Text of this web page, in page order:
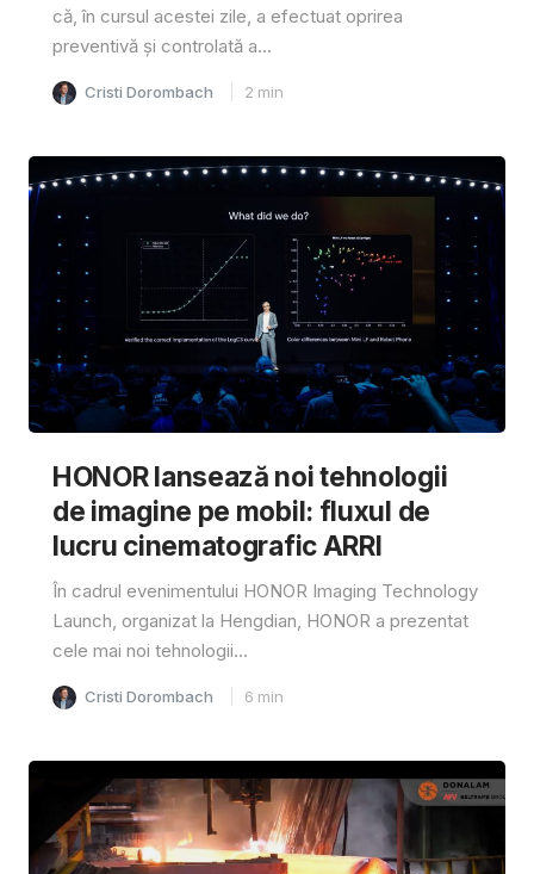
că, în cursul acestei zile, a efectuat oprirea
preventivă și controlată a...
Cristi Dorombach 2 min
HONOR lansează noi tehnologii
de imagine pe mobil: fluxul de
lucru cinematografic ARRI
În cadrul evenimentului HONOR Imaging Technology
Launch, organizat la Hengdian, HONOR a prezentat
cele mai noi tehnologii...
Cristi Dorombach 6 min